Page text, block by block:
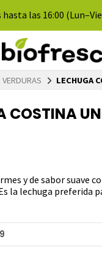
hasta las 16:00
VERDURAS LECHUGA
COSTINA
y de sabor suave
la lechuga preferida